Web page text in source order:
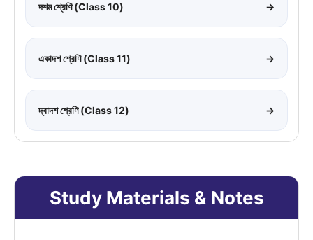
দশম শ্রেণি (Class 10) →
একাদশ শ্রেণি (Class 11) →
দ্বাদশ শ্রেণি (Class 12) →
Study Materials & Notes